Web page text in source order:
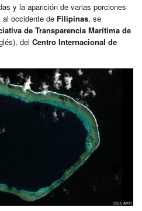
y la aparición de varias porciones
al occidente de Filipinas, se
de Transparencia Marítima de
del Centro Internacional de